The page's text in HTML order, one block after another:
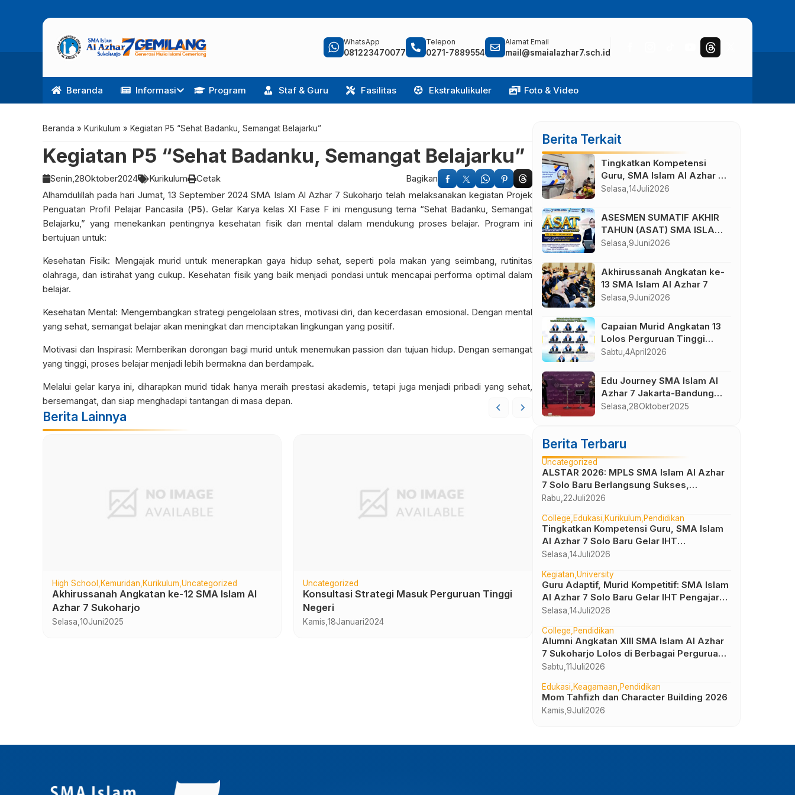
WhatsApp
081223470077
Telepon
0271-7889554
Alamat Email
mail@smaialazhar7.sch.id
Beranda Informasi Program Staf & Guru Fasilitas Ekstrakulikuler Foto & Video
Beranda » Kurikulum » Kegiatan P5 “Sehat Badanku, Semangat Belajarku”
Kegiatan P5 “Sehat Badanku, Semangat Belajarku”
Senin,28Oktober2024 Kurikulum Cetak
Bagikan
Alhamdulillah pada hari Jumat, 13 September 2024 SMA Islam Al Azhar 7 Sukoharjo telah melaksanakan kegiatan Projek
Penguatan Profil Pelajar Pancasila (P5). Gelar Karya kelas XI Fase F ini mengusung tema “Sehat Badanku, Semangat
Belajarku,” yang menekankan pentingnya kesehatan fisik dan mental dalam mendukung proses belajar. Program ini
bertujuan untuk:
Kesehatan Fisik: Mengajak murid untuk menerapkan gaya hidup sehat, seperti pola makan yang seimbang, rutinitas
olahraga, dan istirahat yang cukup. Kesehatan fisik yang baik menjadi pondasi untuk mencapai performa optimal dalam
belajar.
Kesehatan Mental: Mengembangkan strategi pengelolaan stres, motivasi diri, dan kecerdasan emosional. Dengan mental
yang sehat, semangat belajar akan meningkat dan menciptakan lingkungan yang positif.
Motivasi dan Inspirasi: Memberikan dorongan bagi murid untuk menemukan passion dan tujuan hidup. Dengan semangat
yang tinggi, proses belajar menjadi lebih bermakna dan berdampak.
Melalui gelar karya ini, diharapkan murid tidak hanya meraih prestasi akademis, tetapi juga menjadi pribadi yang sehat,
bersemangat, dan siap menghadapi tantangan di masa depan.
Berita Lainnya
High School Kemuridan Kurikulum Uncategorized
Akhirussanah Angkatan ke-12 SMA Islam Al
Azhar 7 Sukoharjo
Selasa, 10Juni2025
Uncategorized
Konsultasi Strategi Masuk Perguruan Tinggi
Negeri
Kamis, 18Januari2024
Uncategorized
SMA Islam Al Azhar 7 Mengukir Sejarah di
Lomba Milad YPI ke-72
Berita Terkait
Tingkatkan Kompetensi
Guru, SMA Islam Al Azhar 7
Solo Baru Gelar IHT
Selasa, 14Juli2026
ASESMEN SUMATIF AKHIR
TAHUN (ASAT) SMA ISLAM
AL AZHAR 7 TAHUN
Selasa, 9Juni2026
Akhirussanah Angkatan ke-
13 SMA Islam Al Azhar 7
Selasa, 9Juni2026
Capaian Murid Angkatan 13
Lolos Perguruan Tinggi
Negeri (PTN) Jalur Seleksi
Prestasi (SNBP) Tahun 2026
Sabtu, 4April 2026
Edu Journey SMA Islam Al
Azhar 7 Jakarta-Bandung
Tahun 2025
Selasa, 28Oktober2025
Berita Terbaru
Uncategorized
ALSTAR 2026: MPLS SMA Islam Al Azhar
7 Solo Baru Berlangsung Sukses,
Wujudkan Awal Perjalanan Peserta Didik
Rabu, 22Juli2026
College Edukasi Kurikulum Pendidikan
Tingkatkan Kompetensi Guru, SMA Islam
Al Azhar 7 Solo Baru Gelar IHT
Pembelajaran Bilingual
Selasa, 14Juli2026
Kegiatan University
Guru Adaptif, Murid Kompetitif: SMA Islam
Al Azhar 7 Solo Baru Gelar IHT Pengajar
UTBK 2026
Selasa, 14Juli2026
College Pendidikan
Alumni Angkatan XIII SMA Islam Al Azhar
7 Sukoharjo Lolos di Berbagai Perguruan
Tinggi Negeri dan Luar Negeri
Sabtu, 11Juli2026
Edukasi Keagamaan Pendidikan
Mom Tahfizh dan Character Building 2026
Kamis, 9Juli2026